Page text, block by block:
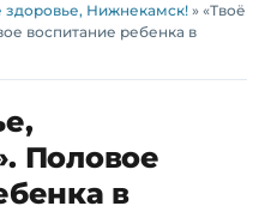
здоровье, Нижнекамск! » «Твоё
воспитание ребенка в
Половое
в